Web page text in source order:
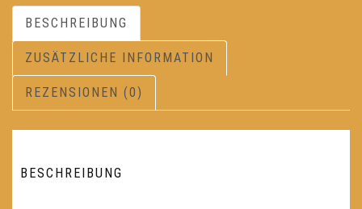
BESCHREIBUNG
ZUSÄTZLICHE INFORMATION
REZENSIONEN (0)
BESCHREIBUNG